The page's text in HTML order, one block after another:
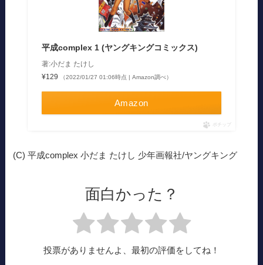
平成complex 1 (ヤングキングコミックス)
著:小だま たけし
¥129
（2022/01/27 01:06時点 | Amazon調べ）
Amazon
ポチップ
(C) 平成complex 小だま たけし 少年画報社/ヤングキング
面白かった？
投票がありませんよ、最初の評価をしてね！